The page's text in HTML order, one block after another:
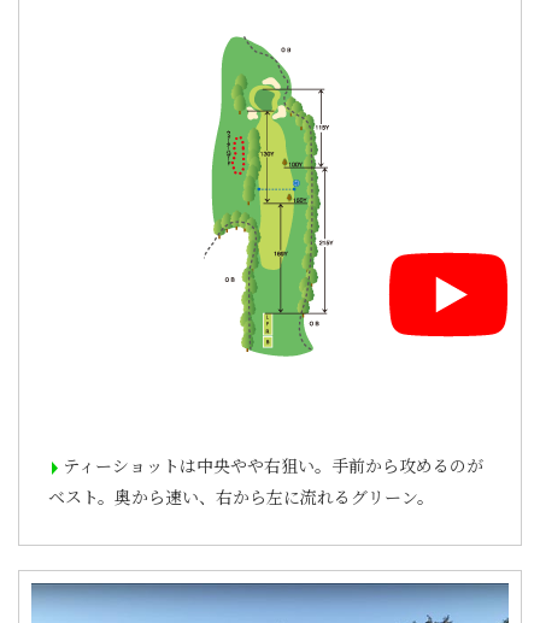
ティーショットは中央やや右狙い。手前から攻めるのが
ベスト。奥から速い、右から左に流れるグリーン。